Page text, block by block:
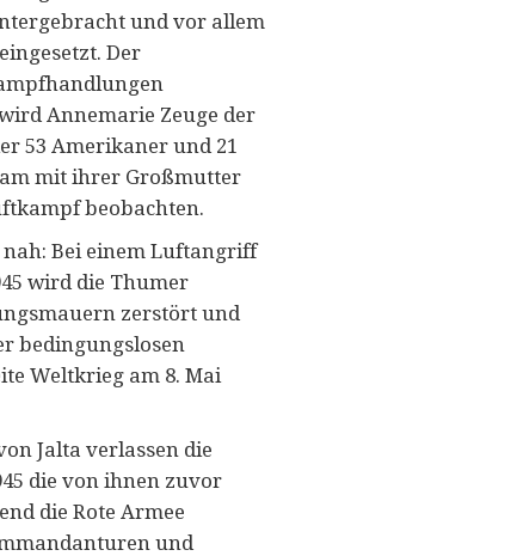
und vor allem
Der
Annemarie Zeuge der
53 Amerikaner und 21
mit ihrer Großmutter
beobachten.
Bei einem Luftangriff
wird die Thumer
zerstört und
bedingungslosen
Weltkrieg am 8. Mai
Jalta verlassen die
die von ihnen zuvor
die Rote Armee
und